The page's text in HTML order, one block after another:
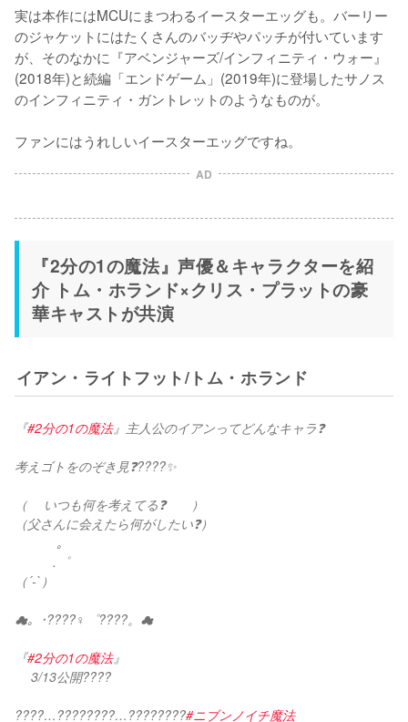
実は本作にはMCUにまつわるイースターエッグも。バーリー
のジャケットにはたくさんのバッヂやパッチが付いています
が、そのなかに『アベンジャーズ/インフィニティ・ウォー』
(2018年)と続編「エンドゲーム」(2019年)に登場したサノス
のインフィニティ・ガントレットのようなものが。
ファンにはうれしいイースターエッグですね。
AD
『2分の1の魔法』声優＆キャラクターを紹
介 トム・ホランド×クリス・プラットの豪
華キャストが共演
イアン・ライトフット/トム・ホランド
『#2分の1の魔法』主人公のイアンってどんなキャラ❓
考えゴトをのぞき見❓????✨
（　 いつも何を考えてる❓　　）
（父さんに会えたら何がしたい❓）
｡
.゜
（´-`）
☁。･????♀️゜????。☁
『#2分の1の魔法』
3/13公開????
????…????????…????????#ニブンノイチ魔法